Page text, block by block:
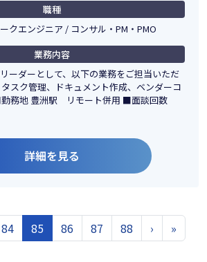
職種
クエンジニア / コンサル・PM・PMO
業務内容
ーダーとして、以下の業務をご担当いただ
スク管理、ドキュメント作成、ベンダーコ
務地 豊洲駅 リモート併用 ■面談回数
詳細を見る
84 85 86 87 88 › »